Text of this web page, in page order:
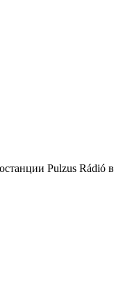
Pulzus Rádió в